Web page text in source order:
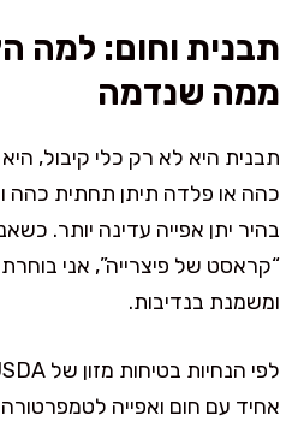
תבנית וחום: למה
ממה שנדמה
תבנית היא לא רק כלי קיבול,
כהה או פלדה תיתן תחתית כהה
בהיר יתן אפייה עדינה יותר.
“קראסט של פיצרייה”, אני
ומשמנת בנדיבות.
אחיד עם חום ואפייה